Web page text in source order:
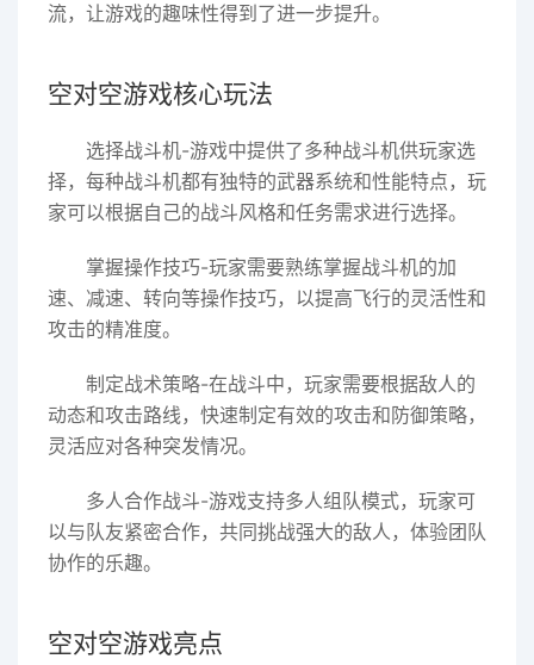
流，让游戏的趣味性得到了进一步提升。
空对空游戏核心玩法
选择战斗机-游戏中提供了多种战斗机供玩家选
择，每种战斗机都有独特的武器系统和性能特点，玩
家可以根据自己的战斗风格和任务需求进行选择。
掌握操作技巧-玩家需要熟练掌握战斗机的加
速、减速、转向等操作技巧，以提高飞行的灵活性和
攻击的精准度。
制定战术策略-在战斗中，玩家需要根据敌人的
动态和攻击路线，快速制定有效的攻击和防御策略，
灵活应对各种突发情况。
多人合作战斗-游戏支持多人组队模式，玩家可
以与队友紧密合作，共同挑战强大的敌人，体验团队
协作的乐趣。
空对空游戏亮点